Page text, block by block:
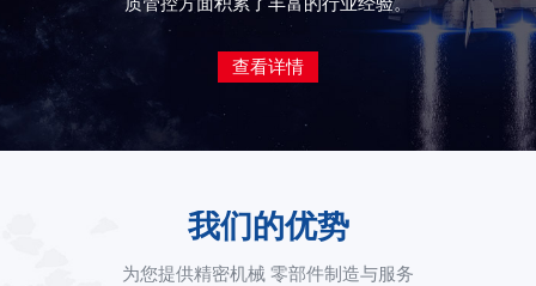
查看详情
我们的优势
为您提供精密机械 零部件制造与服务